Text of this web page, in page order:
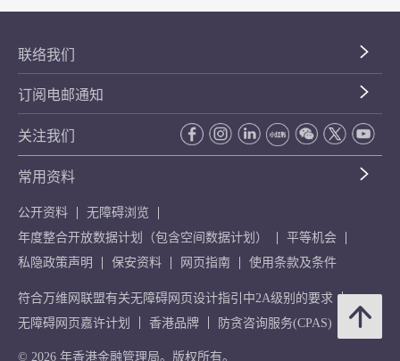
联络我们
订阅电邮通知
关注我们
常用资料
公开资料
无障碍浏览
年度整合开放数据计划（包含空间数据计划）
平等机会
私隐政策声明
保安资料 网页指南 使用条款及条件
符合万维网联盟有关无障碍网页设计指引中2A级别的要求
无障碍网页嘉许计划
香港品牌 防贪咨询服务(CPAS)
© 2026 年香港金融管理局。版权所有。